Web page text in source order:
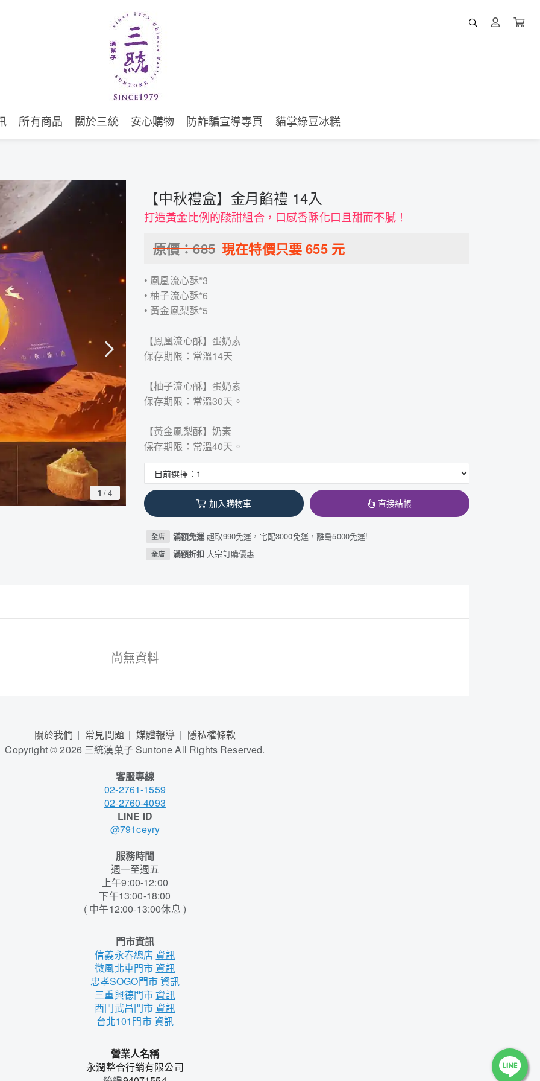
所有商品 關於三統 安心購物 防詐騙宣導專頁 貓掌綠豆冰糕
1 /4
【中秋禮盒】金月餡禮 14入
打造黃金比例的酸甜組合，口感香酥化口且甜而不膩！
原價：685 現在特價只要655元
• 鳳凰流心酥*3
• 柚子流心酥*6
• 黃金鳳梨酥*5
【鳳凰流心酥】蛋奶素
保存期限：常溫14天
【柚子流心酥】蛋奶素
保存期限：常溫30天。
【黃金鳳梨酥】奶素
保存期限：常溫40天。
加入購物車 直接結帳
全店 滿額免運超取990免運，宅配3000免運，離島5000免運!
全店 滿額折扣大宗訂購優惠
尚無資料
關於我們 常見問題 媒體報導
隱私權條款
Copyright©2026 三統漢菓子 Suntone All Rights Reserved.
客服專線
02-2761-1559
02-2760-4093
LINE ID
@791ceyry
服務時間
週一至週五
上午9:00-12:00
下午13:00-18:00
( 中午12:00-13:00休息 )
門市資訊
信義永春總店資訊
微風北車門市資訊
忠孝SOGO門市資訊
三重興德門市資訊
西門武昌門市資訊
台北101門市資訊
營業人名稱
永潤整合行銷有限公司